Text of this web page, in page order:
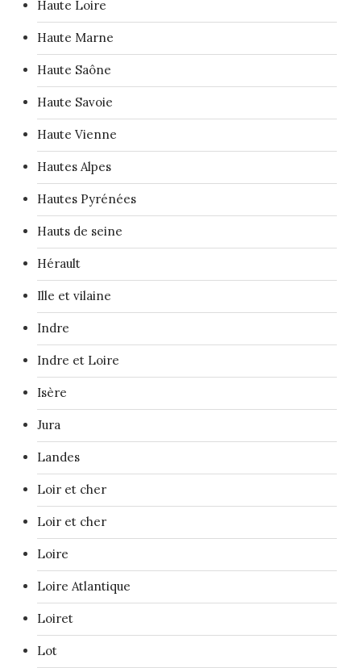
Haute Loire
Haute Marne
Haute Saône
Haute Savoie
Haute Vienne
Hautes Alpes
Hautes Pyrénées
Hauts de seine
Hérault
Ille et vilaine
Indre
Indre et Loire
Isère
Jura
Landes
Loir et cher
Loir et cher
Loire
Loire Atlantique
Loiret
Lot